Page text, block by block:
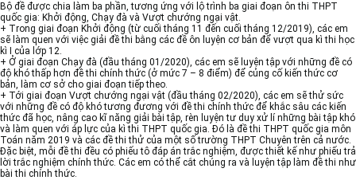
Bộ đề được chia làm ba phần, tương ứng với lộ trình ba giai đoạn ôn thi THPT
quốc gia: Khởi động, Chạy đà và Vượt chướng ngại vật.
+ Trong giai đoạn Khởi động (từ cuối tháng 11 đến cuối tháng 12/2019), các em
sẽ làm quen với việc giải đề thi bằng các đề ôn luyện cơ bản để vượt qua kì thi học
kì I của lớp 12.
+ Ở giai đoạn Chạy đà (đầu tháng 01/2020), các em sẽ luyện tập với những đề có
độ khó thấp hơn đề thi chính thức (ở mức 7 – 8 điểm) để củng cố kiến thức cơ
bản, làm cơ sở cho giai đoạn tiếp theo.
+ Tới giai đoạn Vượt chướng ngại vật (đầu tháng 02/2020), các em sẽ thử sức
với những đề có độ khó tương đương với đề thi chính thức để khắc sâu các kiến
thức đã học, nâng cao kĩ năng giải bài tập, rèn luyện tư duy xử lí những bài tập khó
và làm quen với áp lực của kì thi THPT quốc gia. Đó là đề thi THPT quốc gia môn
Toán năm 2019 và các đề thi thử của một số trường THPT Chuyên trên cả nước.
Đặc biệt, mỗi đề thi đều có phiếu tô đáp án trắc nghiệm, được thiết kế như phiếu trả
lời trắc nghiệm chính thức. Các em có thể cắt chúng ra và luyện tập làm đề thi như
bài thi chính thức.